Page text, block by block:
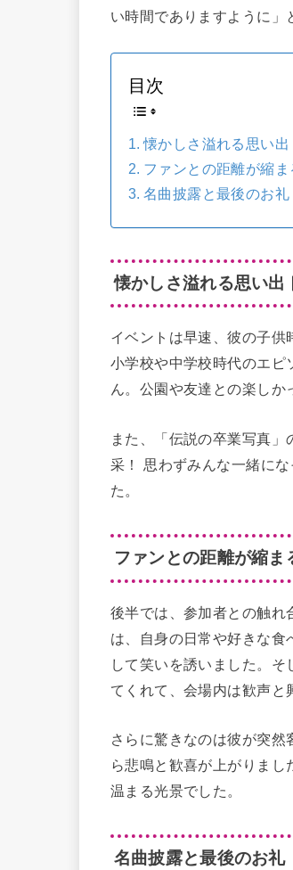
い時間でありますように」
目次
懐かしさ溢れる思い出
ファンとの距離が縮
名曲披露と最後のお礼
懐かしさ溢れる思い出
イベントは早速、彼の子供
小学校や中学校時代のエピ
ん。公園や友達との楽しか
また、「伝説の卒業写真
采！ 思わずみんな一緒に
た。
ファンとの距離が縮ま
後半では、参加者との触れ
は、自身の日常や好きな食
して笑いを誘いました。
てくれて、会場内は歓声と
さらに驚きなのは彼が突
ら悲鳴と歓喜が上がりま
温まる光景でした。
名曲披露と最後のお礼